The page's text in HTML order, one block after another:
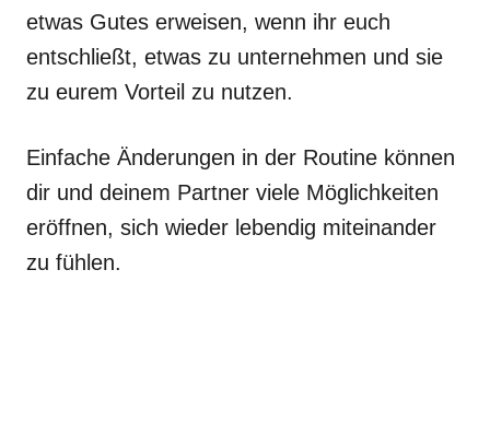
etwas Gutes erweisen, wenn ihr euch
entschließt, etwas zu unternehmen und sie
zu eurem Vorteil zu nutzen.
Einfache Änderungen in der Routine können
dir und deinem Partner viele Möglichkeiten
eröffnen, sich wieder lebendig miteinander
zu fühlen.